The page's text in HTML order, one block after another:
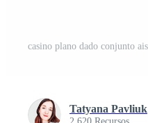
Tatyana Pavliuk